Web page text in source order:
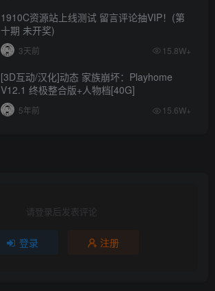
1910C资源站上线测试 留言评论抽VIP！(第
十期 未开奖)
3天前 15.8W+
[3D互动/汉化]动态 家族崩坏：Playhome
V12.1 终极整合版+人物档[40G]
5年前 15.6W+
请登录后发表评论
登录 注册